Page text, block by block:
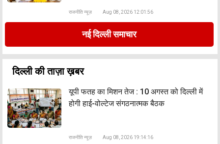
राजनीति न्यूज़ Aug 08, 2026 12:01:56
नई दिल्ली समाचार
दिल्ली की ताज़ा ख़बर
यूपी फतह का मिशन तेज : 10 अगस्त को दिल्ली में
होगी हाई-वोल्टेज संगठनात्मक बैठक
राजनीति न्यूज़ Aug 08, 2026 19:14:16